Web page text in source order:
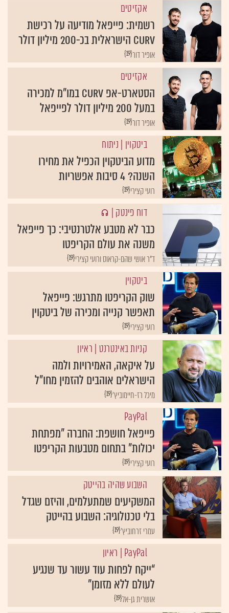
אקזיטים
רשמית: פייפאל מודיעה על רכישת
Curv הישראלית בכ-200 מיליון דולר
{19}אופיר דור
אקזיטים
הסטארט-אפ Curv במו"מ למכירה
במעל 200 מיליון דולר לפייפאל
{19}אופיר דור
ביטקוין | ניתוח
מדוע הביטקוין הכפיל את מחירו
השנה? 4 סיבות אפשריות
{19}רועי קצירי
דוח פינטק |
כבר לא מטבע אלטרנטיבי: כך פייפאל
משנה את עולם הקריפטו
{19}ד"ר אושי שהם-קראוס ורועי קצירי
ביטקוין
שוק הקריפטו מתרגש: פייפאל
תאפשר קנייה ומכירה של ביטקוין
{19}רועי קצירי
קניות באינטרנט | ראיון
על איקאה, האמירויות ולמה
הישראלים אוהבים להזמין מחו"ל
{19}מיכל רז-חיימוביץ'
פייפאל חושפת: החברה "מפתחת
יכולות" בתחום מטבעות הקריפטו
{19}רועי קצירי
השבוע שהיה בהייטק
המשקיעים שמתעלמים, והיזם שגדל
בלי טכנולוגיה: השבוע בהייטק
{19}עמרי זרחוביץ'
| ראיון
“ייקח לפחות עוד עשור עד שנגיע
לעולם ללא מזומן”
{19}אושרית גן-אל